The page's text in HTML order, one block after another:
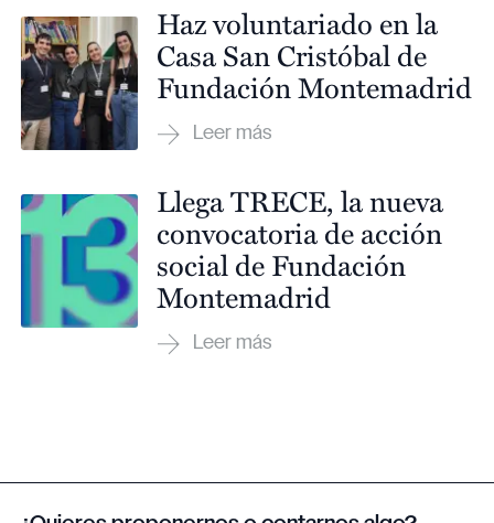
Haz voluntariado en la
Casa San Cristóbal de
Fundación Montemadrid
Llega TRECE, la nueva
convocatoria de acción
social de Fundación
Montemadrid